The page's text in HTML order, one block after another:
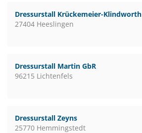
Dressurstall Krückemeier-Klindworth
27404 Heeslingen
Dressurstall Martin GbR
96215 Lichtenfels
Dressurstall Zeyns
25770 Hemmingstedt